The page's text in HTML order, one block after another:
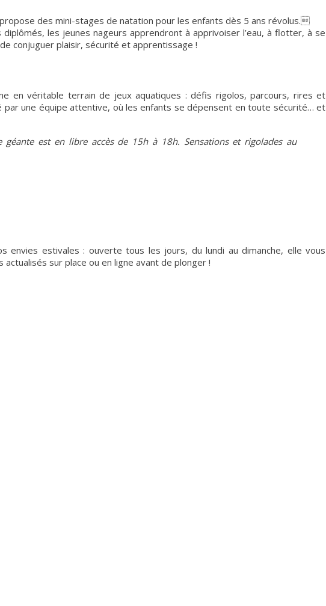
des mini-stages de natation pour les enfants dès 5 ans révolus.
les jeunes nageurs apprendront à apprivoiser l’eau, à flotter, à se
conjuguer plaisir, sécurité et apprentissage !
en véritable terrain de jeux aquatiques : défis rigolos, parcours, rires et
par une équipe attentive, où les enfants se dépensent en toute sécurité… et
est en libre accès de 15h à 18h. Sensations et rigolades au
envies estivales : ouverte tous les jours, du lundi au dimanche, elle vous
sur place ou en ligne avant de plonger !